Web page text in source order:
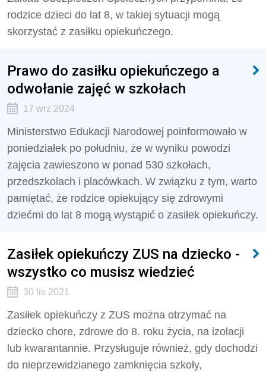
rodzice dzieci do lat 8, w takiej sytuacji mogą
skorzystać z zasiłku opiekuńczego.
Prawo do zasiłku opiekuńczego a
odwołanie zajęć w szkołach
17 wrz 2024
Ministerstwo Edukacji Narodowej poinformowało w
poniedziałek po południu, że w wyniku powodzi
zajęcia zawieszono w ponad 530 szkołach,
przedszkolach i placówkach. W związku z tym, warto
pamiętać, że rodzice opiekujący się zdrowymi
dziećmi do lat 8 mogą wystąpić o zasiłek opiekuńczy.
Zasiłek opiekuńczy ZUS na dziecko -
wszystko co musisz wiedzieć
30 lis 2021
Zasiłek opiekuńczy z ZUS można otrzymać na
dziecko chore, zdrowe do 8. roku życia, na izolacji
lub kwarantannie. Przysługuje również, gdy dochodzi
do nieprzewidzianego zamknięcia szkoły,